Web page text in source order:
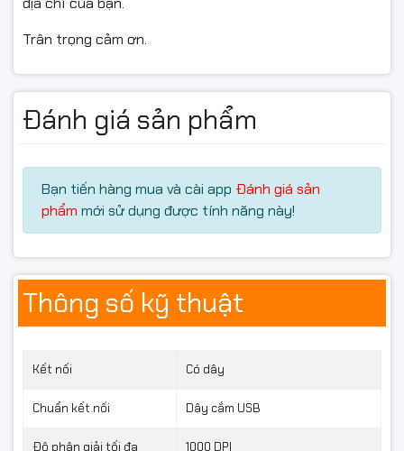
🧑‍💻 Người dùng laptop/PC cần chuột bền, ổn định và
tiết kiệm chi phí.
Trân trọng cảm ơn.
Đánh giá sản phẩm
Bạn tiến hàng mua và cài app Đánh giá sản
phẩm mới sử dụng được tính năng này!
Thông số kỹ thuật
Kết nối Có dây
Chuẩn kết nối Dây cắm USB
Độ phân giải tối đa 1000 DPI